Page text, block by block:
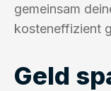
gemeinsam
kosteneffizient
Geld